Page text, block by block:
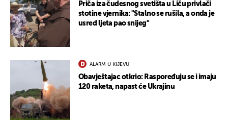
Priča iza čudesnog svetišta u Liču privlači
stotine vjernika: "Stalno se rušila, a onda je
usred ljeta pao snijeg"
ALARM U KIJEVU
Obavještajac otkrio: Raspoređuju se i imaju
120 raketa, napast će Ukrajinu